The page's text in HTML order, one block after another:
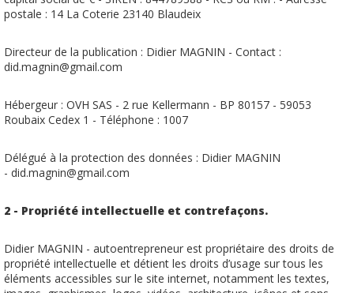
postale : 14 La Coterie 23140 Blaudeix
Directeur de la publication : Didier MAGNIN - Contact :
did.magnin@gmail.com
Hébergeur : OVH SAS - 2 rue Kellermann - BP 80157 - 59053
Roubaix Cedex 1 - Téléphone : 1007
Délégué à la protection des données : Didier MAGNIN
- did.magnin@gmail.com
2 - Propriété intellectuelle et contrefaçons.
Didier MAGNIN - autoentrepreneur est propriétaire des droits de
propriété intellectuelle et détient les droits d’usage sur tous les
éléments accessibles sur le site internet, notamment les textes,